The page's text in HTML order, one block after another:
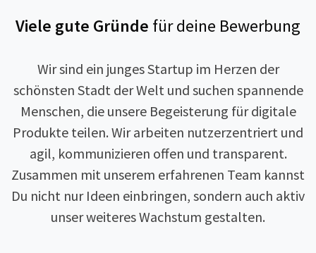
Viele gute Gründe für deine Bewerbung
Wir sind ein junges Startup im Herzen der
schönsten Stadt der Welt und suchen spannende
Menschen, die unsere Begeisterung für digitale
Produkte teilen. Wir arbeiten nutzerzentriert und
agil, kommunizieren offen und transparent.
Zusammen mit unserem erfahrenen Team kannst
Du nicht nur Ideen einbringen, sondern auch aktiv
unser weiteres Wachstum gestalten.